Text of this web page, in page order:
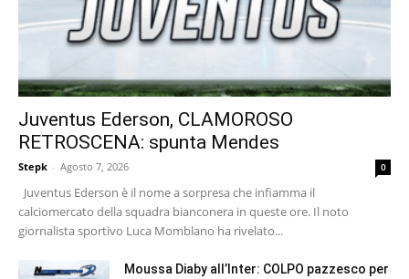
Juventus Ederson, CLAMOROSO
RETROSCENA: spunta Mendes
Stepk - Agosto 7, 2026 0
Juventus Ederson è il nome a sorpresa che infiamma il
calciomercato della squadra bianconera in queste ore. Il noto
giornalista sportivo Luca Momblano ha rivelato...
Moussa Diaby all’Inter: COLPO pazzesco per